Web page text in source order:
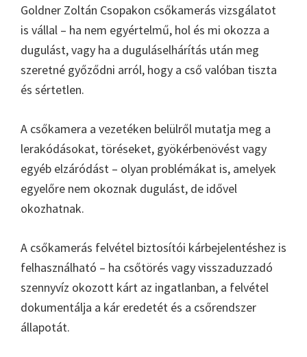
Goldner Zoltán Csopakon csőkamerás vizsgálatot
is vállal – ha nem egyértelmű, hol és mi okozza a
dugulást, vagy ha a duguláselhárítás után meg
szeretné győződni arról, hogy a cső valóban tiszta
és sértetlen.
A csőkamera a vezetéken belülről mutatja meg a
lerakódásokat, töréseket, gyökérbenövést vagy
egyéb elzáródást – olyan problémákat is, amelyek
egyelőre nem okoznak dugulást, de idővel
okozhatnak.
A csőkamerás felvétel biztosítói kárbejelentéshez is
felhasználható – ha csőtörés vagy visszaduzzadó
szennyvíz okozott kárt az ingatlanban, a felvétel
dokumentálja a kár eredetét és a csőrendszer
állapotát.